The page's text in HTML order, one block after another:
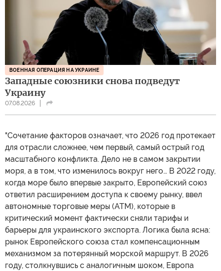
ВОЕННАЯ ОПЕРАЦИЯ НА УКРАИНЕ
Западные союзники снова подведут
Украину
07.08.2026
"Сочетание факторов означает, что 2026 год протекает
для отрасли сложнее, чем первый, самый острый год
масштабного конфликта. Дело не в самом закрытии
моря, а в том, что изменилось вокруг него… В 2022 году,
когда море было впервые закрыто, Европейский союз
ответил расширением доступа к своему рынку, ввел
автономные торговые меры (АТМ), которые в
критический момент фактически сняли тарифы и
барьеры для украинского экспорта. Логика была ясна:
рынок Европейского союза стал компенсационным
механизмом за потерянный морской маршрут. В 2026
году, столкнувшись с аналогичным шоком, Европа